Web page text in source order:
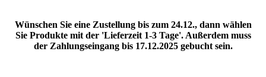
Wünschen Sie eine Zustellung bis zum 24.12., dann wählen
Sie Produkte mit der 'Lieferzeit 1-3 Tage'. Außerdem muss
der Zahlungseingang bis 17.12.2025 gebucht sein.